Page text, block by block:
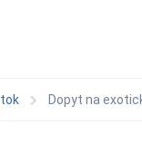
Dopyt na